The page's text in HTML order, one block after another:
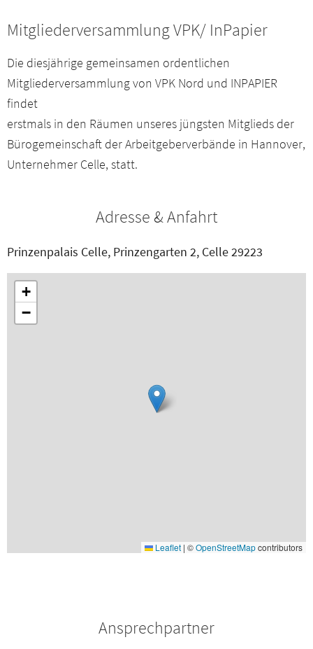
Veranstaltungen
Mitgliederbereich
Mitgliederversammlung VPK/ InPapier
Die diesjährige gemeinsamen ordentlichen
Mitgliederversammlung von VPK Nord und INPAPIER
findet
erstmals in den Räumen unseres jüngsten Mitglieds der
Bürogemeinschaft der Arbeitgeberverbände in Hannover,
Unternehmer Celle, statt.
Adresse & Anfahrt
Prinzenpalais Celle, Prinzengarten 2, Celle 29223
+
−
Leaflet | ©OpenStreetMapcontributors
Ansprechpartner